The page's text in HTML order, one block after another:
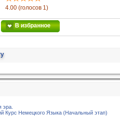
4.00 (голосов 1)
В избранное
эра.
Курс Немецкого Языка (Начальный этап)